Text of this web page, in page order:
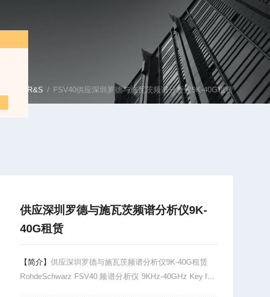
R&S / FSV40供应深圳罗德与施瓦茨频谱分析仪9K-40G租赁
供应深圳罗德与施瓦茨频谱分析仪9K-
40G租赁
【简介】供应深圳罗德与施瓦茨频谱分析仪9K-40G租赁
RohdeSchwarz FSV40 频谱分析仪 9KHz-40GHz Key fact